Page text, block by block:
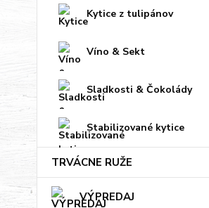
Kytice z tulipánov
Víno & Sekt
Sladkosti & Čokolády
Stabilizované kytice
TRVÁCNE RUŽE
VÝPREDAJ